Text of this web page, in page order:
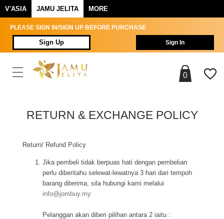
V'ASIA JAMU JELITA MORE
PLEASE SIGN IN/SIGN UP BEFORE PURCHASE
Sign Up Sign In
0
RETURN & EXCHANGE POLICY
Return/ Refund Policy
Jika pembeli tidak berpuas hati dengan pembelian
perlu diberitahu selewat-lewatnya 3 hari dari tempoh
barang diterima, sila hubungi kami melalui
info@jombuy.my
Pelanggan akan diberi pilihan antara 2 iaitu :